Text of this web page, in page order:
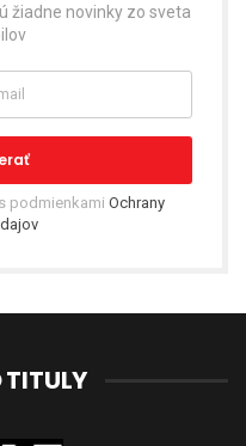
žiadne novinky zo sveta
podmienkami Ochrany